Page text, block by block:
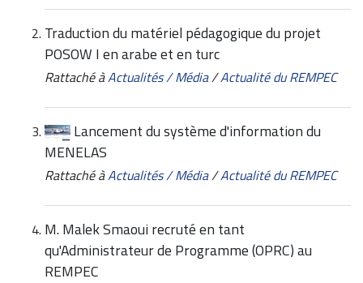
Traduction du matériel pédagogique du projet
POSOW I en arabe et en turc
Rattaché àActualités / Média/Actualité du REMPEC
Lancement du système d'information du
MENELAS
Rattaché àActualités / Média/Actualité du REMPEC
M. Malek Smaoui recruté en tant
qu'Administrateur de Programme (OPRC) au
REMPEC